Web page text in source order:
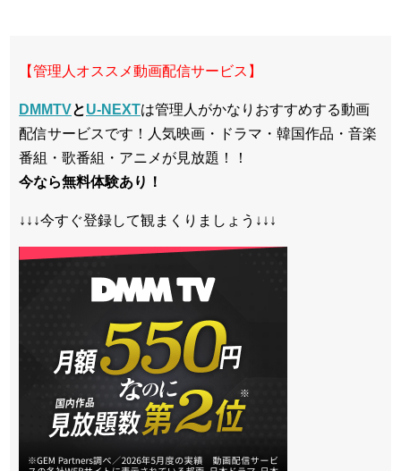
【管理人オススメ動画配信サービス】
DMMTVとU-NEXTは管理人がかなりおすすめする動画
配信サービスです！人気映画・ドラマ・韓国作品・音楽
番組・歌番組・アニメが見放題！！
今なら無料体験あり！
↓↓↓今すぐ登録して観まくりましょう↓↓↓